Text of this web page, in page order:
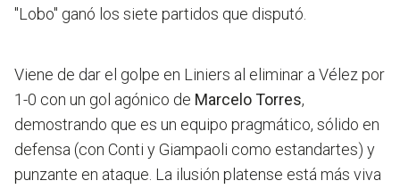
"Lobo" ganó los siete partidos que disputó.
Viene de dar el golpe en Liniers al eliminar a Vélez por
1-0 con un gol agónico de Marcelo Torres,
demostrando que es un equipo pragmático, sólido en
defensa (con Conti y Giampaoli como estandartes) y
punzante en ataque. La ilusión platense está más viva